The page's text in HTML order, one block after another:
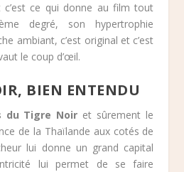
ce qui donne au film tout
degré, son hypertrophie
ambiant, c’est original et c’est
le coup d’œil.
BIEN ENTENDU
du Tigre Noir et sûrement le
de la Thaïlande aux cotés de
lui donne un grand capital
lui permet de se faire